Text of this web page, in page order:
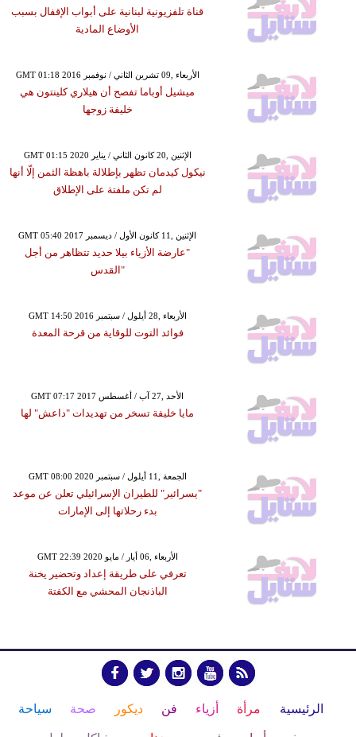
قناة تلفزيونية لبنانية على أبواب الإقفال بسبب
الأوضاع المادية
GMT 01:18 2016 الأربعاء ,09 تشرين الثاني / نوفمبر
ميشيل أوباما تفصح أن هيلاري كلينتون هي
خليفة زوجها
GMT 01:15 2020 الإثنين ,20 كانون الثاني / يناير
نيكول كيدمان تظهر بإطلالة باهظة الثمن إلّا أنها
لم تكن ملفتة على الإطلاق
GMT 05:40 2017 الإثنين ,11 كانون الأول / ديسمبر
"عارضة الأزياء بيلا حديد تتظاهر من أجل
"القدس
GMT 14:50 2016 الأربعاء ,28 أيلول / سبتمبر
فوائد التوت للوقاية من قرحة المعدة
GMT 07:17 2017 الأحد ,27 آب / أغسطس
مايا خليفة تسخر من تهديدات "داعش" لها
GMT 08:00 2020 الجمعة ,11 أيلول / سبتمبر
"يسرائير" للطيران الإسرائيلي تعلن عن موعد
بدء رحلاتها إلى الإمارات
GMT 22:39 2020 الأربعاء ,06 أيار / مايو
تعرفي على طريقة إعداد وتحضير يخنة
الباذنجان المحشي مع الكفتة
الرئيسية مرأة أزياء فن ديكور صحة سياحة